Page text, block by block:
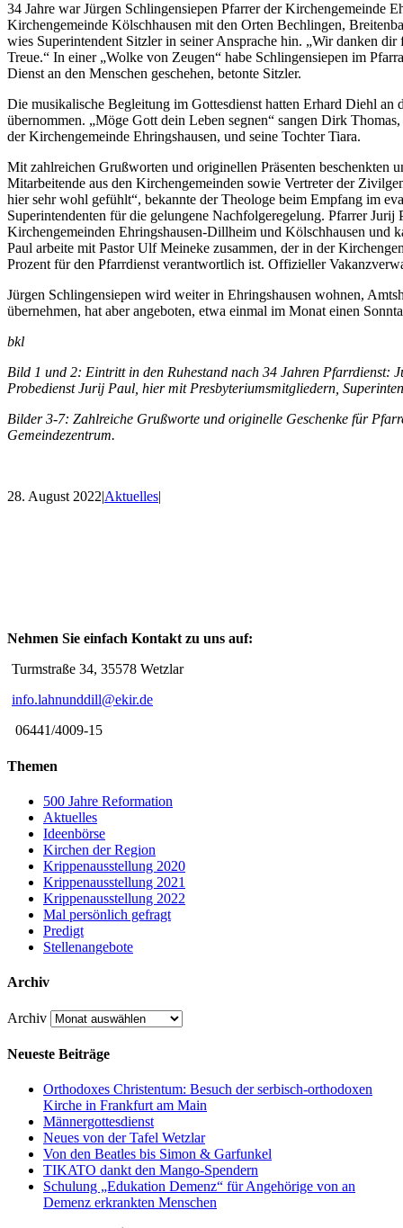
34 Jahre war Jürgen Schlingensiepen Pfarrer der Kirchengemeinde
Kirchengemeinde Kölschhausen mit den Orten Bechlingen,
wies Superintendent Sitzler in seiner Ansprache hin. „Wir danken
Treue.“ In einer „Wolke von Zeugen“ habe Schlingensiepen im
Dienst an den Menschen geschehen, betonte Sitzler.
Die musikalische Begleitung im Gottesdienst hatten Erhard Diehl
übernommen. „Möge Gott dein Leben segnen“ sangen Dirk
der Kirchengemeinde Ehringshausen, und seine Tochter Tiara.
Mit zahlreichen Grußworten und originellen Präsenten beschenkten
Mitarbeitende aus den Kirchengemeinden sowie Vertreter der
hier sehr wohl gefühlt“, bekannte der Theologe beim Empfang im
Superintendenten für die gelungene Nachfolgeregelung. Pfarrer
Kirchengemeinden Ehringshausen-Dillheim und Kölschhausen und
Paul arbeite mit Pastor Ulf Meineke zusammen, der in der
Prozent für den Pfarrdienst verantwortlich ist. Offizieller
Jürgen Schlingensiepen wird weiter in Ehringshausen wohnen,
übernehmen, hat aber angeboten, etwa einmal im Monat einen
bkl
Bild 1 und 2: Eintritt in den Ruhestand nach 34 Jahren Pfarrdienst:
Probedienst Jurij Paul, hier mit Presbyteriumsmitgliedern,
Bilder 3-7: Zahlreiche Grußworte und originelle Geschenke für
Gemeindezentrum.
28. August 2022|Aktuelles|
Nehmen Sie einfach Kontakt zu uns auf:
Turmstraße 34, 35578 Wetzlar
info.lahnunddill@ekir.de
06441/4009-15
Themen
500 Jahre Reformation
Aktuelles
Ideenbörse
Kirchen der Region
Krippenausstellung 2020
Krippenausstellung 2021
Krippenausstellung 2022
Mal persönlich gefragt
Predigt
Stellenangebote
Archiv
Archiv
Neueste Beiträge
Orthodoxes Christentum: Besuch der serbisch-orthodoxen
Kirche in Frankfurt am Main
Männergottesdienst
Neues von der Tafel Wetzlar
Von den Beatles bis Simon & Garfunkel
TIKATO dankt den Mango-Spendern
Schulung „Edukation Demenz“ für Angehörige von an
Demenz erkrankten Menschen